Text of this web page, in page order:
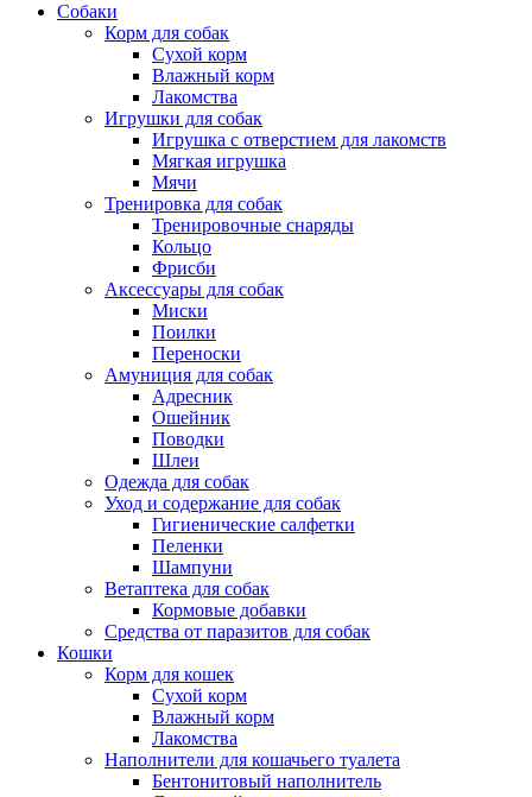
Собаки
Корм для собак
Сухой корм
Влажный корм
Лакомства
Игрушки для собак
Игрушка с отверстием для лакомств
Мягкая игрушка
Мячи
Тренировка для собак
Тренировочные снаряды
Кольцо
Фрисби
Аксессуары для собак
Миски
Поилки
Переноски
Амуниция для собак
Адресник
Ошейник
Поводки
Шлеи
Одежда для собак
Уход и содержание для собак
Гигиенические салфетки
Пеленки
Шампуни
Ветаптека для собак
Кормовые добавки
Средства от паразитов для собак
Кошки
Корм для кошек
Сухой корм
Влажный корм
Лакомства
Наполнители для кошачьего туалета
Бентонитовый наполнитель